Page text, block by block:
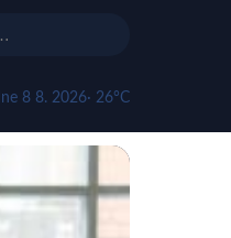
8 8. 2026· 26°C